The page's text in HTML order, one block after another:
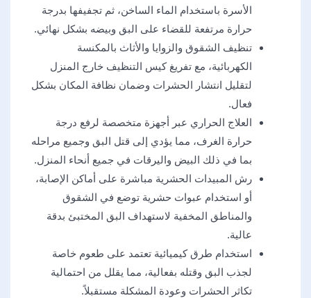
الأسرة باستخدام الماء الساخن، ثم تجفيفها بدرجة
حرارة مرتفعة للقضاء على البق وبيضه بشكل نهائي.
تنظيف الشقوق والزوايا والأثاث بالمكنسة
الكهربائية، مع تفريغ كيس التنظيف خارج المنزل
لتقليل انتشار الحشرات وضمان نظافة المكان بشكل
فعال.
العلاج الحراري عبر أجهزة متخصصة لرفع درجة
حرارة الغرف، مما يؤدي إلى قتل البق وجميع مراحله
بما في ذلك البيض واليرقات في جميع أنحاء المنزل.
رش المبيدات الحشرية مباشرة على أماكن الإصابة،
أو استخدام عبوات حشرية توضع في الشقوق
والمناطق المخفية لاستهداف البق المختبئ بدقة
عالية.
استخدام طرق كيميائية تعتمد على طعوم خاصة
لجذب البق وقتله بفعالية، مما يقلل من احتمالية
تكاثر الحشرات وعودة المشكلة مستقبلاً.